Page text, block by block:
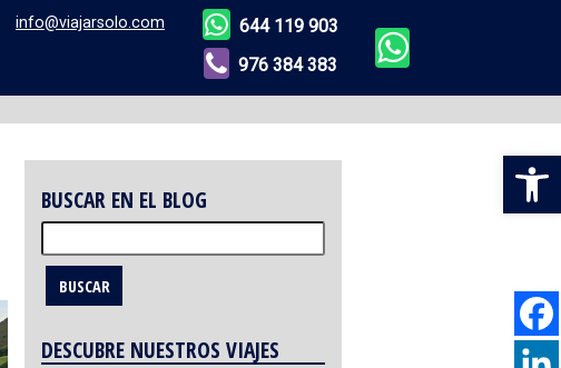
info@viajarsolo.com
644 119 903
976 384 383
BUSCAR EN EL BLOG
DESCUBRE NUESTROS VIAJES